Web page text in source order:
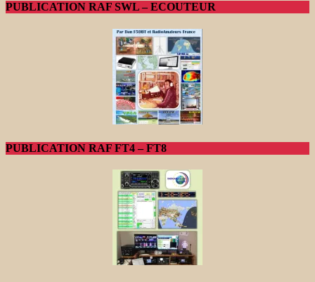
PUBLICATION RAF SWL – ECOUTEUR
PUBLICATION RAF FT4 – FT8